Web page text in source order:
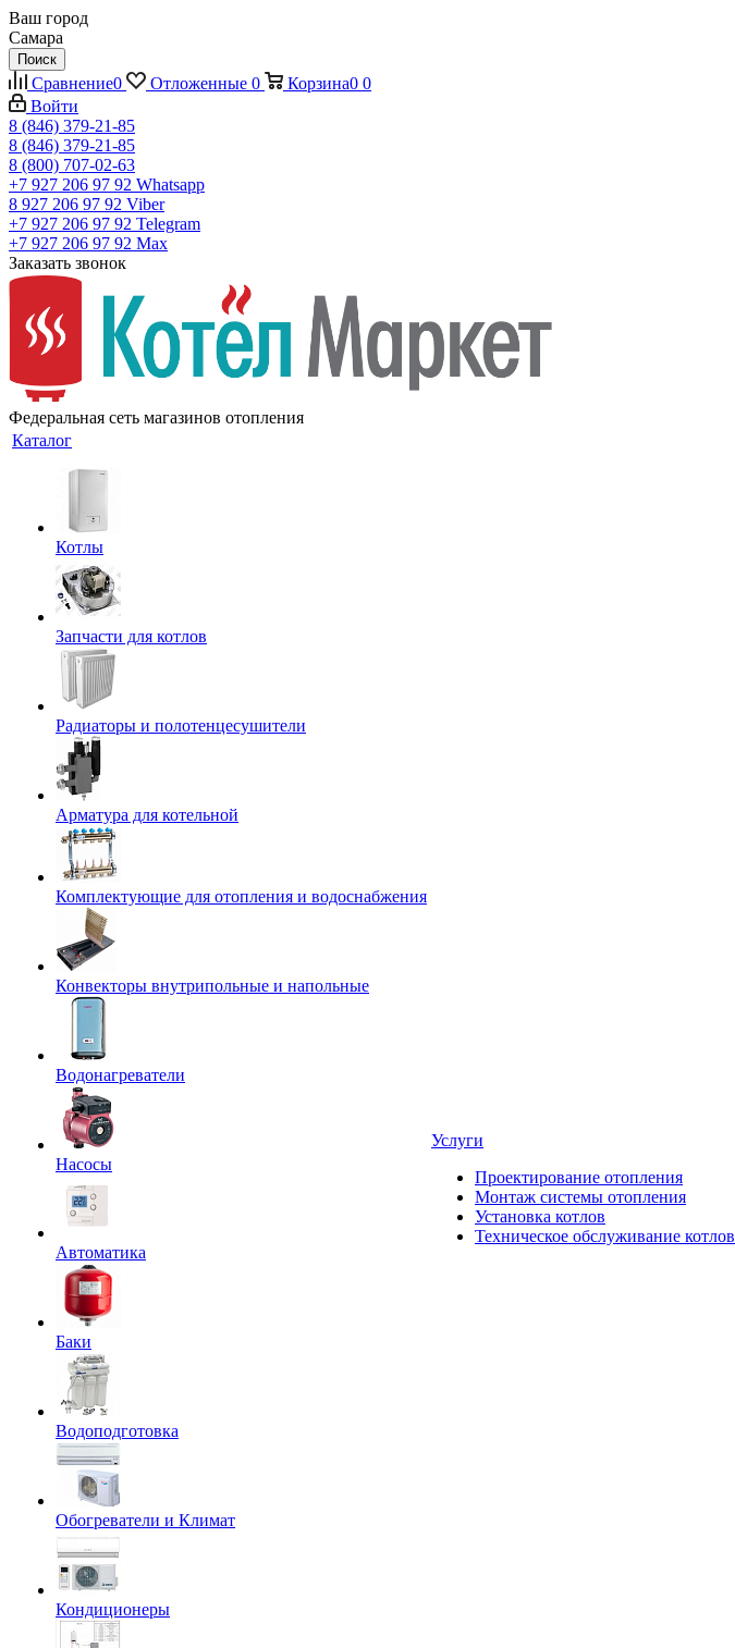
Ваш город
Самара
Поиск
Сравнение0 Отложенные 0 Корзина0 0
Войти
8 (846) 379-21-85
8 (846) 379-21-85
8 (800) 707-02-63
+7 927 206 97 92 Whatsapp
8 927 206 97 92 Viber
+7 927 206 97 92 Telegram
+7 927 206 97 92 Max
Заказать звонок
Федеральная сеть магазинов отопления
Каталог
Котлы
Запчасти для котлов
Радиаторы и полотенцесушители
Арматура для котельной
Комплектующие для отопления и водоснабжения
Конвекторы внутрипольные и напольные
Водонагреватели
Насосы
Автоматика
Баки
Водоподготовка
Обогреватели и Климат
Кондиционеры
Услуги
Проектирование отопления
Монтаж системы отопления
Установка котлов
Техническое обслуживание котлов